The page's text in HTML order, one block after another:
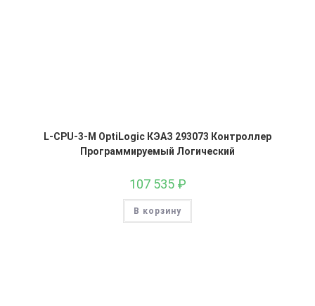
L-CPU-3-M OptiLogic КЭАЗ 293073 Контроллер
Программируемый Логический
107 535 ₽
В корзину